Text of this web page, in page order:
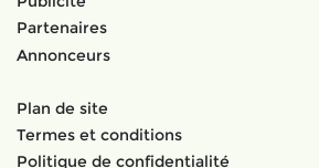
Partenaires
Annonceurs
Plan de site
Termes et conditions
Politique de confidentialité